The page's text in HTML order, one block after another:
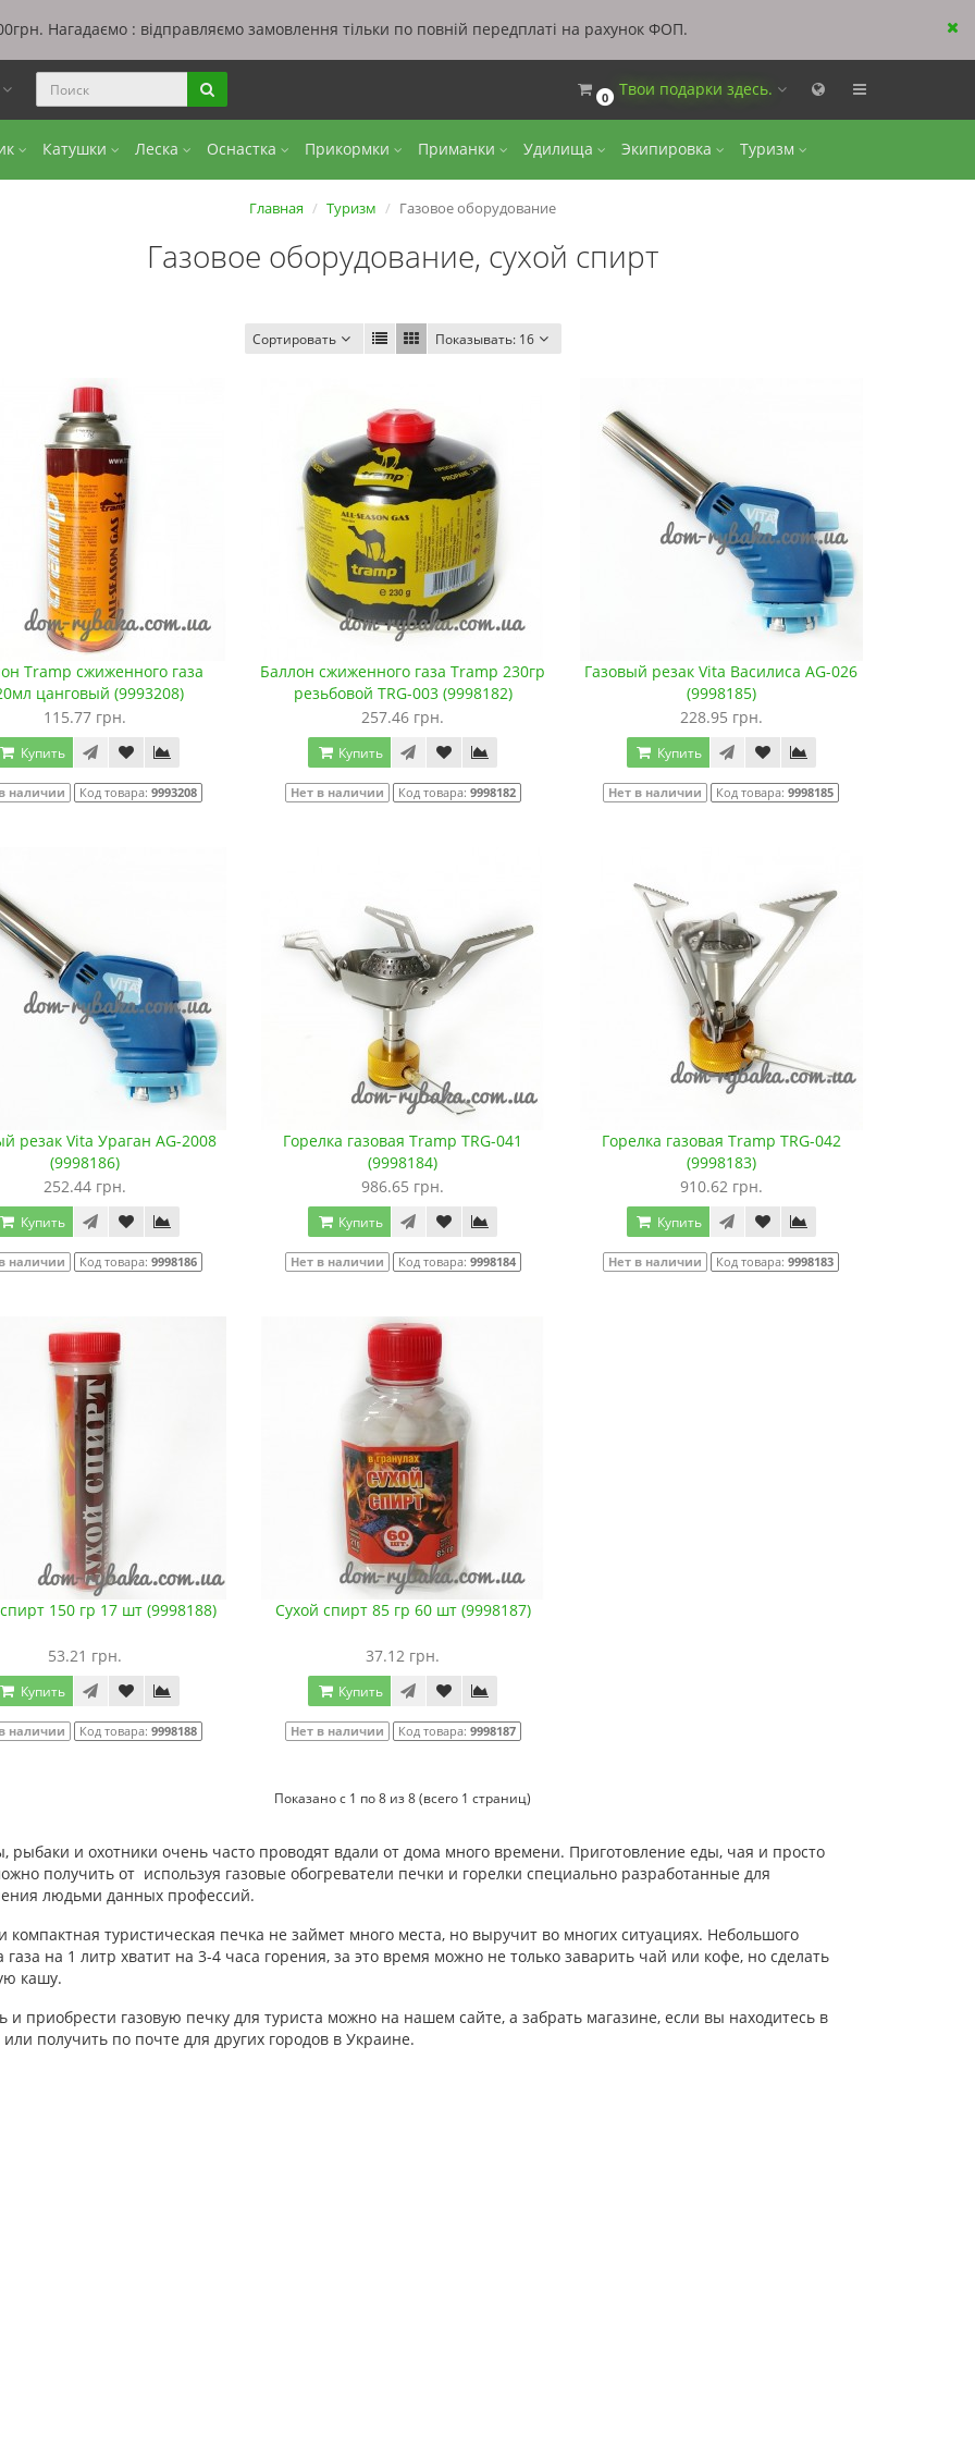
Нагадаємо : відправляємо замовлення тільки по повній передплаті на рахунок ФОП.
0 Твои подарки здесь.
Катушки Леска Оснастка Прикормки Приманки Удилища Экипировка Туризм
Главная Туризм Газовое оборудование
Газовое оборудование, сухой спирт
Сортировать Показывать: 16
Tramp сжиженного газа
цанговый (9993208)
115.77 грн.
Купить
наличии Код товара:9993208
Баллон сжиженного газа Tramp 230гр
резьбовой TRG-003 (9998182)
257.46 грн.
Купить
Нет в наличии Код товара: 9998182
Газовый резак Vita Василиса AG-026
(9998185)
228.95 грн.
Купить
Нет в наличии Код товара:9998185
резак Vita Ураган AG-2008
(9998186)
252.44 грн.
Купить
наличии Код товара:9998186
Горелка газовая Tramp TRG-041
(9998184)
986.65 грн.
Купить
Нет в наличии Код товара: 9998184
Горелка газовая Tramp TRG-042
(9998183)
910.62 грн.
Купить
Нет в наличии Код товара:9998183
150 гр 17 шт (9998188)
53.21 грн.
Купить
наличии Код товара:9998188
Сухой спирт 85 гр 60 шт (9998187)
37.12 грн.
Купить
Нет в наличии Код товара: 9998187
Показано с 1 по 8 из 8 (всего 1 страниц)
рыбаки и охотники очень часто проводят вдали от дома много времени. Приготовление еды, чая и просто
получить от используя газовые обогреватели печки и горелки специально разработанные для
людьми данных профессий.
компактная туристическая печка не займет много места, но выручит во многих ситуациях. Небольшого
газа на 1 литр хватит на 3-4 часа горения, за это время можно не только заварить чай или кофе, но сделать
кашу.
и приобрести газовую печку для туриста можно на нашем сайте, а забрать магазине, если вы находитесь в
получить по почте для других городов в Украине.